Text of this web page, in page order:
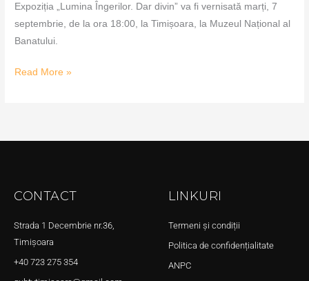
Expoziția „Lumina Îngerilor. Dar divin” va fi vernisată marți, 7
septembrie, de la ora 18:00, la Timișoara, la Muzeul Național al
Banatului.
Read More »
CONTACT
Strada 1 Decembrie nr.36,
Timișoara
+40 723 275 354
LINKURI
Termeni și condiții
Politica de confidențialitate
ANPC